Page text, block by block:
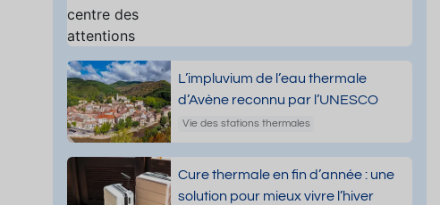
L’impluvium de l’eau thermale
d’Avène reconnu par l’UNESCO
Vie des stations thermales
Cure thermale en fin d’année : une
solution pour mieux vivre l’hiver